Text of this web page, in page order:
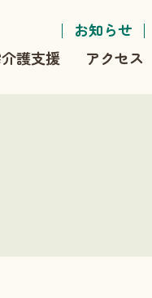
お知らせ
護支援 アクセス